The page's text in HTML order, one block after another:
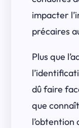
impacter
précaires
Plus que
dû faire
que
l’obtention